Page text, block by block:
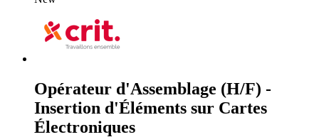
Opérateur d'Assemblage (H/F) -
Insertion d'Éléments sur Cartes
Électroniques